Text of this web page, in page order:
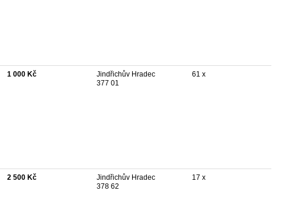
1 000 Kč
Jindřichův Hradec
377 01
61 x
2 500 Kč
Jindřichův Hradec
378 62
17 x